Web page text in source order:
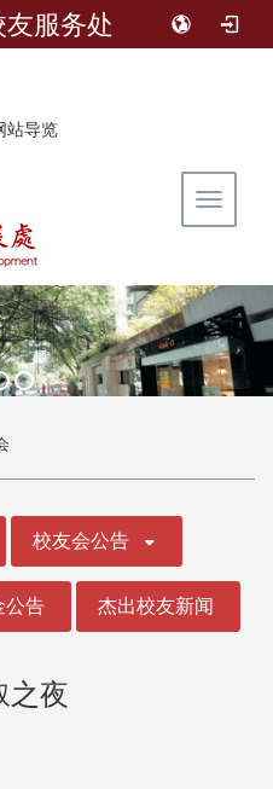
服务处
站导览
Toggle
校友会公告
公告 杰出校友新闻
之夜